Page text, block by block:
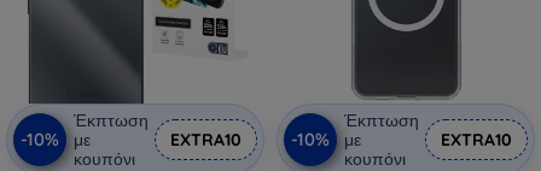
-10%
Έκπτωση
με
κουπόνι
EXTRA10 -10%
Έκπτωση
με
κουπόνι
EXTRA10